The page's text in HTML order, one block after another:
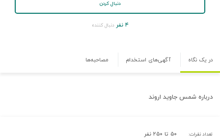
دنبال کردن
۴ نفر دنبال کننده
در یک نگاه آگهی‌های استخدام مصاحبه‌ها
درباره شمس جاوید اروند
تعداد نفرات: ۵۰ تا ۲۵۰ نفر